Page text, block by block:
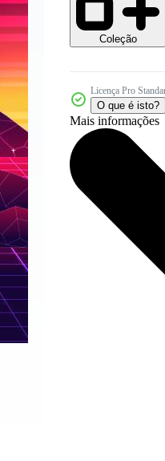
Coleção
Licença Pro
O que é isto?
Mais informações